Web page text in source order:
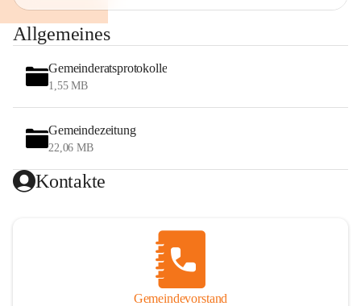
Allgemeines
Gemeinderatsprotokolle
1,55 MB
Gemeindezeitung
22,06 MB
Kontakte
Gemeindevorstand